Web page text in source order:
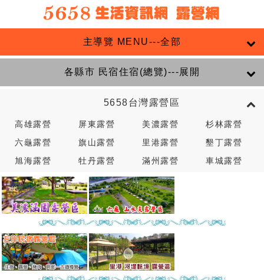
主導覽 MENU---全部
各縣市 民宿住宿(總覽)---展開
5658台灣露營區
高雄露營 屏東露營 美濃露營 杉林露營
六龜露營 旗山露營 里港露營 墾丁露營
旭海露營 牡丹露營 滿州露營 車城露營